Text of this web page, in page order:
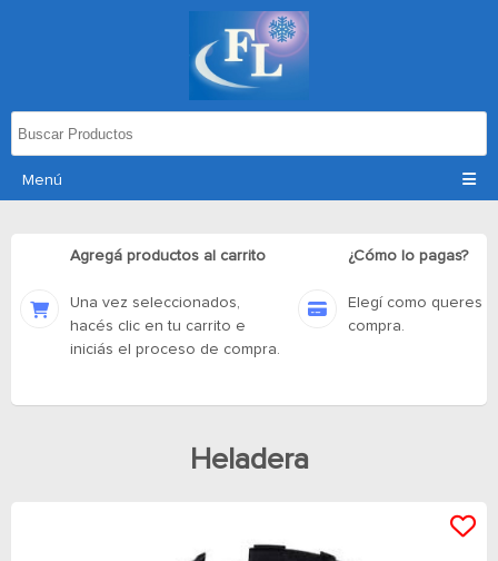
Menú
Agregá productos al carrito
Una vez seleccionados,
hacés clic en tu carrito e
iniciás el proceso de compra.
¿Cómo lo pagas?
Elegí como queres
compra.
Heladera